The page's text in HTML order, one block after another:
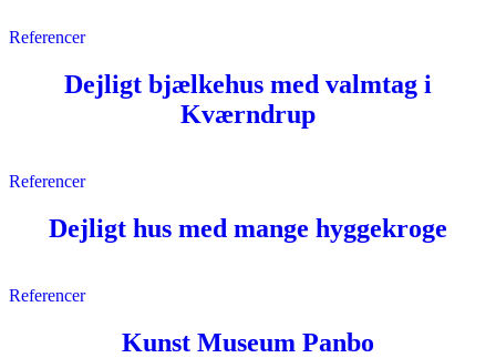
Referencer
Dejligt bjælkehus med valmtag i
Kværndrup
Referencer
Dejligt hus med mange hyggekroge
Referencer
Kunst Museum Panbo